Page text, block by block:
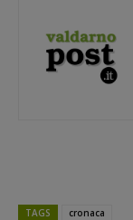
TAGS cronaca